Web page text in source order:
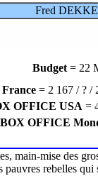
Fred
Budget= 22
= 2 167 / ? /
OFFICE USA =
BOX OFFICE
main-mise des
rebelles